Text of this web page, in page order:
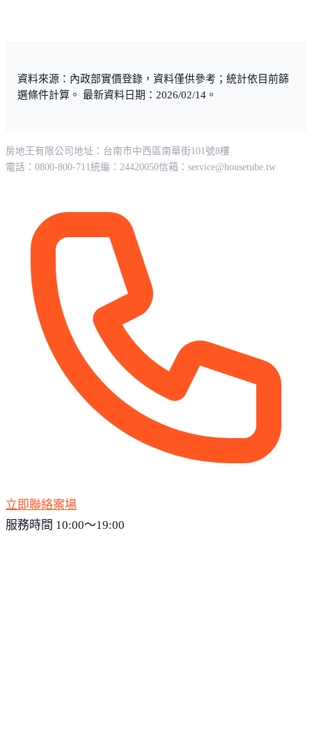
資料來源：內政部實價登錄，資料僅供參考；統計依目前篩
選條件計算。 最新資料日期：2026/02/14。
房地王有限公司 地址：台南市中西區南華街101號8樓
電話：0800-800-711統編：24420050信箱： service@housetube.tw
立即聯絡案場
服務時間 10:00～19:00